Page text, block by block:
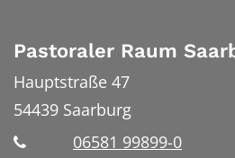
Pastoraler Raum
Hauptstraße 47
54439 Saarburg
06581 99899-0